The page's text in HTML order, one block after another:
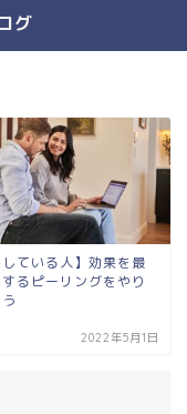
グ
している人】効果を最
るピーリングをやり
2022年5月1日